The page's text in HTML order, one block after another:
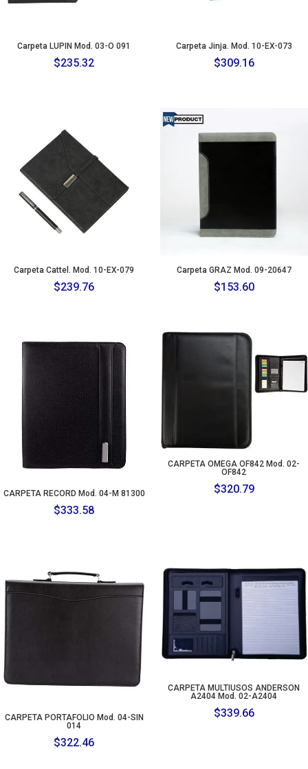
Carpeta LUPIN Mod. 03-O 091
$235.32
Carpeta Jinja. Mod. 10-EX-073
$309.16
Carpeta Cattel. Mod. 10-EX-079
$239.76
Carpeta GRAZ Mod. 09-20647
$153.60
CARPETA RECORD Mod. 04-M 81300
$333.58
CARPETA OMEGA OF842 Mod. 02-
OF842
$320.79
CARPETA PORTAFOLIO Mod. 04-SIN
014
$322.46
CARPETA MULTIUSOS ANDERSON
A2404 Mod. 02-A2404
$339.66